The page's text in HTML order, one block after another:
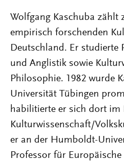
Wolfgang Kaschuba zählt
empirisch forschenden
Deutschland. Er studierte
und Anglistik sowie
Philosophie. 1982 wurde
Universität Tübingen
habilitierte er sich dort im
Kulturwissenschaft/
er an der Humboldt-
Professor für